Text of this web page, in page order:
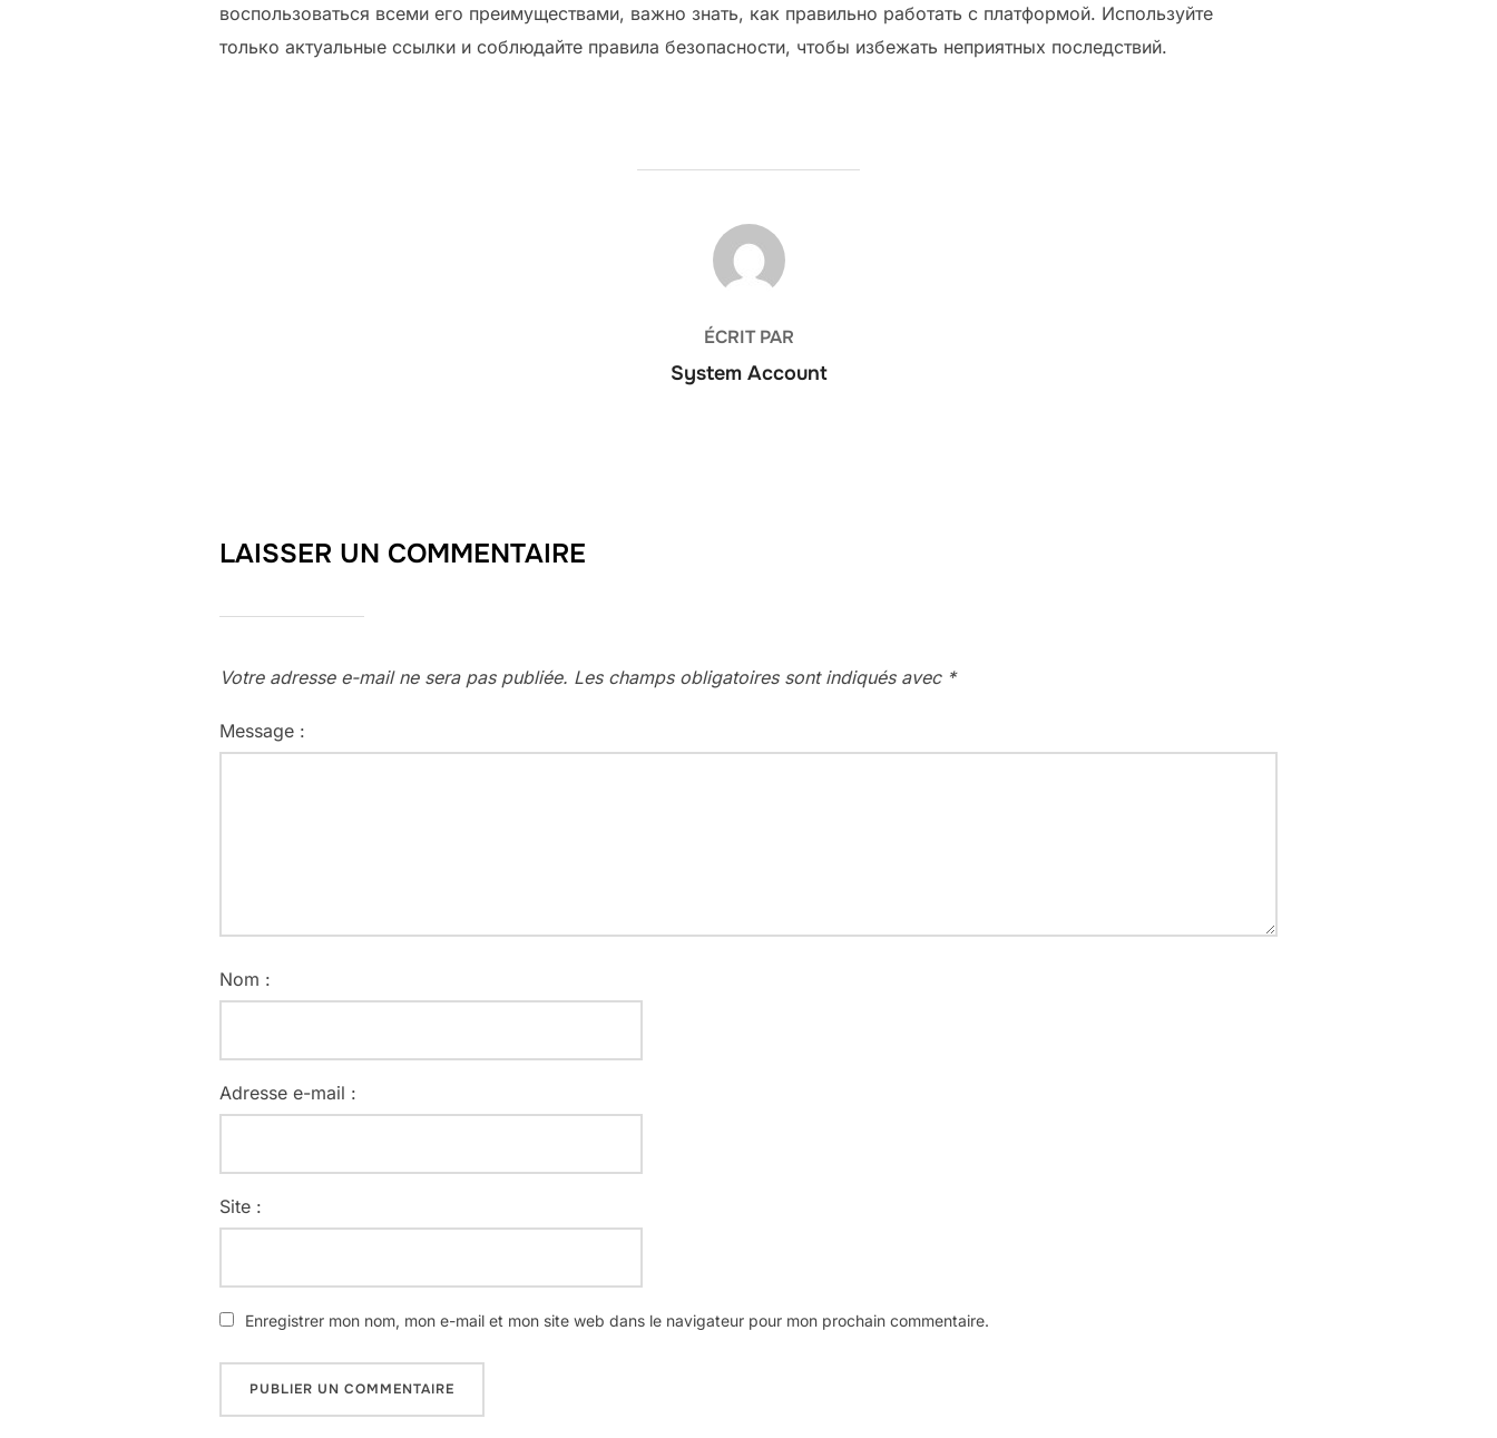
воспользоваться всеми его преимуществами, важно знать, как правильно работать с платформой. Используйте
только актуальные ссылки и соблюдайте правила безопасности, чтобы избежать неприятных последствий.
AUTEUR DE LA PUBLICATION
ÉCRIT PAR
System Account
LAISSER UN COMMENTAIRE
Votre adresse e-mail ne sera pas publiée. Les champs obligatoires sont indiqués avec *
Message :
Nom :
Adresse e-mail :
Site :
Enregistrer mon nom, mon e-mail et mon site web dans le navigateur pour mon prochain commentaire.